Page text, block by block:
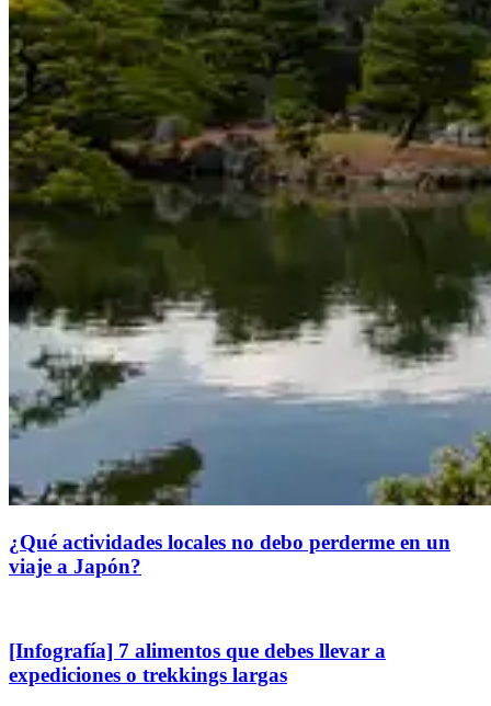
¿Qué actividades locales no debo perderme en un
viaje a Japón?
[Infografía] 7 alimentos que debes llevar a
expediciones o trekkings largas